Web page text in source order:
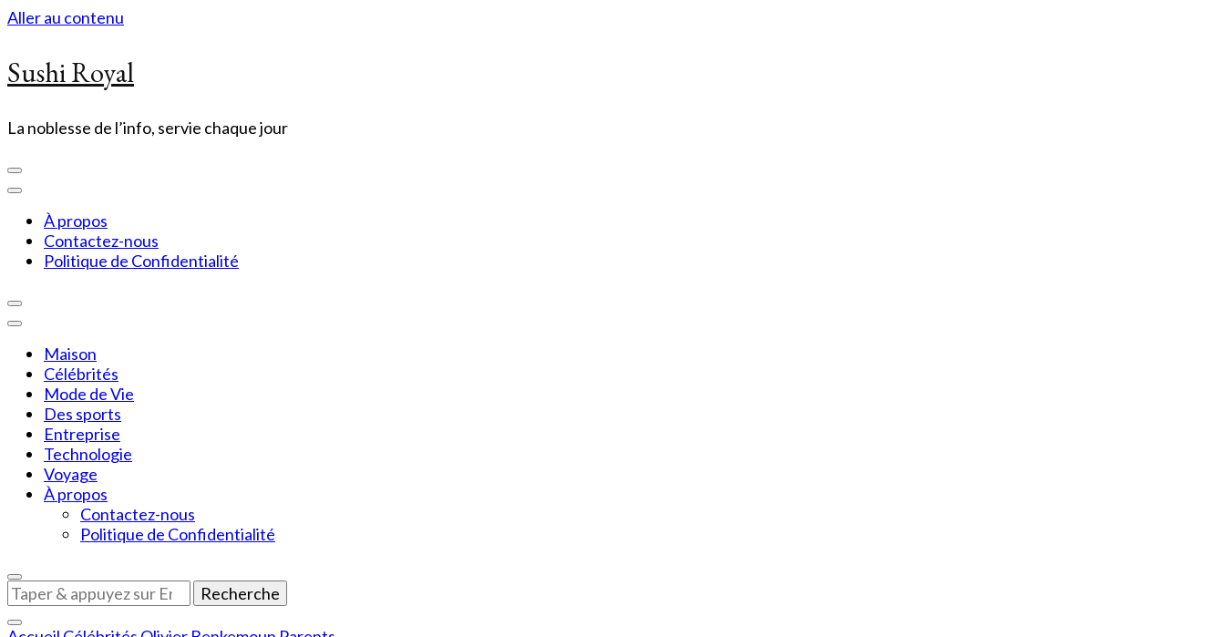
Aller au contenu
Sushi Royal
La noblesse de l’info, servie chaque jour
À propos
Contactez-nous
Politique de Confidentialité
Maison
Célébrités
Mode de Vie
Des sports
Entreprise
Technologie
Voyage
À propos
Contactez-nous
Politique de Confidentialité
Vous
recherchiez
quelque